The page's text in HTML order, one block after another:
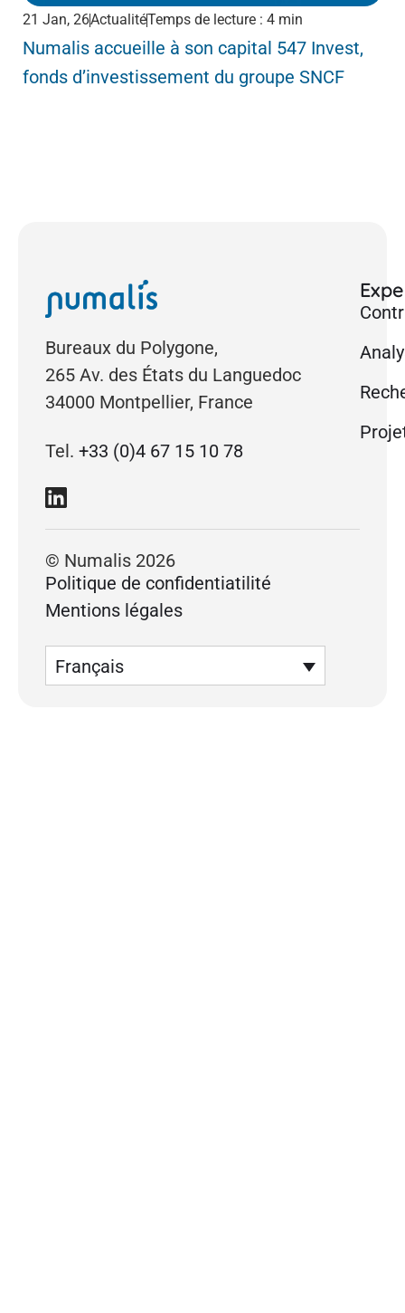
21 Jan, 26ActualitéTemps de lecture : 4 min
Numalis accueille à son capital 547 Invest,
fonds d’investissement du groupe SNCF
Bureaux du Polygone,
265 Av. des États du Languedoc
34000 Montpellier, France
Tel. +33 (0)4 67 15 10 78
© Numalis 2026
Politique de confidentiatilité
Mentions légales
Français